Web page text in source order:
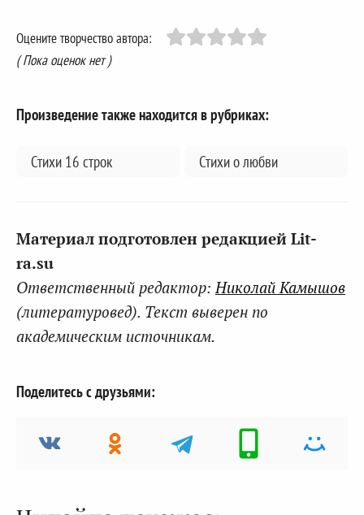
Оцените творчество автора:
( Пока оценок нет )
Произведение также находится в рубриках:
Стихи 16 строк Стихи о любви
Материал подготовлен редакцией Lit-
ra.su
Ответственный редактор:Николай Камышов
(литературовед). Текст выверен по
академическим источникам.
Поделитесь с друзьями: